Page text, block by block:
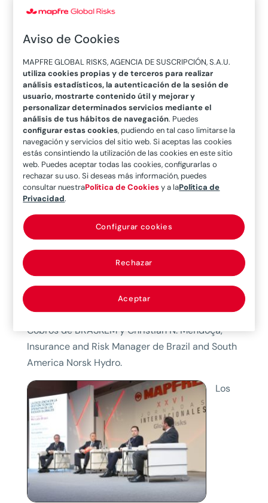
Mesa redonda: “El
mercado Brasil”
20/06/2019
“La fuerza de las empresas brasileñas
y la calidad de sus profesionales
garantizan de algún modo el futuro de
Brasil”, destaca Luis Gutiérrez, CEO
de MAPFRE Seguros BRASIL, en la
entrevista que concedió en el marco
Global Risks
Luis Gutiérrez, CEO de MAPFRE Seguros Brasil,
moderó la mesa redonda “El mercado Brasil”, en
director Risks Management DHL LATAM, Rogéiro
Coura, responsable de Seguros, Crédito y
Cobros de BRASKEM y Christian N. Mendoça,
Insurance and Risk Manager de Brazil and South
America Norsk Hydro.
Los
Aviso de Cookies
MAPFRE GLOBAL RISKS, AGENCIA DE SUSCRIPCIÓN, S.A.U.
utiliza cookies propias y de terceros para realizar
análisis estadísticos, la autenticación de la sesión de
usuario, mostrarte contenido útil y mejorar y
personalizar determinados servicios mediante el
análisis de tus hábitos de navegación. Puedes
configurar estas cookies, pudiendo en tal caso limitarse la
navegación y servicios del sitio web. Si aceptas las cookies
estás consintiendo la utilización de las cookies en este sitio
web. Puedes aceptar todas las cookies, configurarlas o
rechazar su uso. Si deseas más información, puedes
consultar nuestraPolítica de Cookiesy a laPolítica de
Privacidad.
Rechazar
Aceptar
Configurar cookies